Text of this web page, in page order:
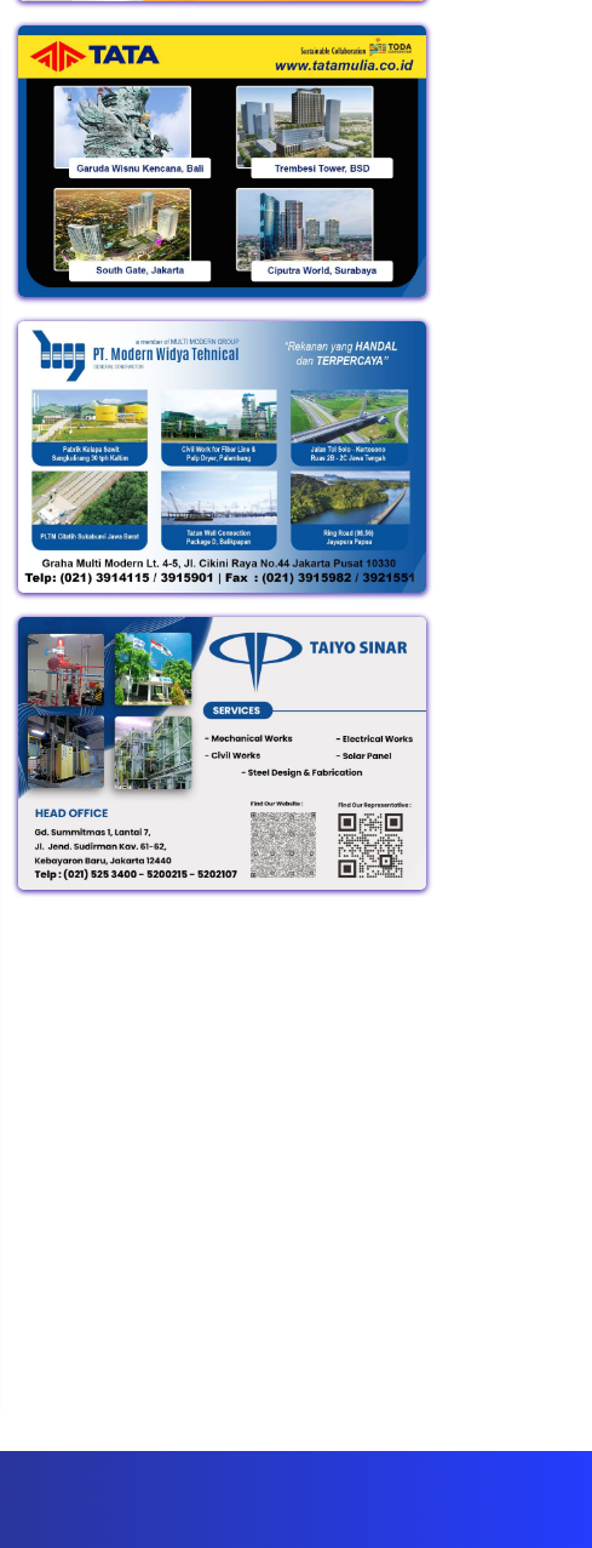
Apa Kabar JALAN TOL
AKSES PELABUHAN
PATIMBAN?…
DANANTARA Mau Ubah
SAMPAH Jadi LISTRIK?
Proyek…